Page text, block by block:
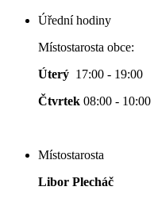
Úřední hodiny
Místostarosta obce:
Úterý 17:00 - 19:00
Čtvrtek 08:00 - 10:00
Místostarosta
Libor Plecháč